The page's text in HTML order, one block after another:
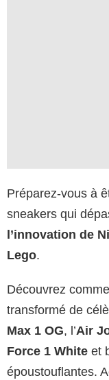
Préparez-vous à
sneakers qui
l’innovation de
Lego.
Découvrez
transformé de
Max 1 OG, l’Air
Force 1 White et
époustouflantes.